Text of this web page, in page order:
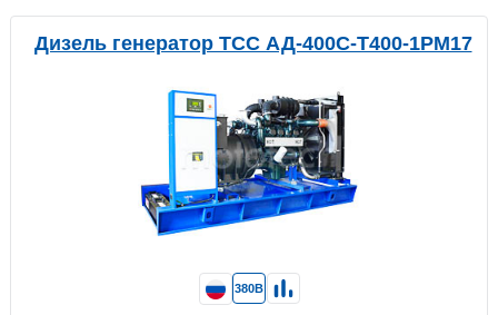
Дизель генератор ТСС АД-400С-Т400-1РМ17
380В